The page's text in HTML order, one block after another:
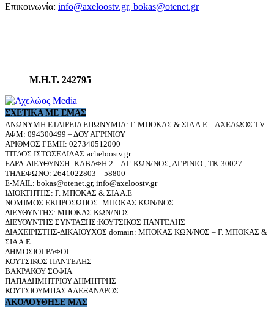
Επικοινωνία: info@axeloostv.gr, bokas@otenet.gr
Μ.Η.Τ. 242795
ΣΧΕΤΙΚΆ ΜΕ ΕΜΆΣ
ΑΝΩΝΥΜΗ ΕΤΑΙΡΕΙΑ ΕΠΩΝΥΜΙΑ: Γ. ΜΠΟΚΑΣ & ΣΙΑ Α.Ε – ΑΧΕΛΩΟΣ TV
ΑΦΜ: 094300499 – ΔΟΥ ΑΓΡΙΝΙΟΥ
ΑΡΙΘΜΟΣ ΓΕΜΗ: 027340512000
ΤΙΤΛΟΣ ΙΣΤΟΣΕΛΙΔΑΣ:acheloostv.gr
ΕΔΡΑ-ΔΙΕΥΘΥΝΣΗ: ΚΑΒΑΦΗ 2 – ΑΓ. ΚΩΝ/ΝΟΣ, ΑΓΡΙΝΙΟ , ΤΚ:30027
ΤΗΛΕΦΩΝΟ: 2641022803 – 58800
E-MAIL: bokas@otenet.gr, info@axeloostv.gr
ΙΔΙΟΚΤΗΤΗΣ: Γ. ΜΠΟΚΑΣ & ΣΙΑ Α.Ε
ΝΟΜΙΜΟΣ ΕΚΠΡΟΣΩΠΟΣ: ΜΠΟΚΑΣ ΚΩΝ/ΝΟΣ
ΔΙΕΥΘΥΝΤΗΣ: ΜΠΟΚΑΣ ΚΩΝ/ΝΟΣ
ΔΙΕΥΘΥΝΤΗΣ ΣΥΝΤΑΞΗΣ:ΚΟΥΤΣΙΚΟΣ ΠΑΝΤΕΛΗΣ
ΔΙΑΧΕΙΡΙΣΤΗΣ-ΔΙΚΑΙΟΥΧΟΣ domain: ΜΠΟΚΑΣ ΚΩΝ/ΝΟΣ – Γ. ΜΠΟΚΑΣ &
ΣΙΑ Α.Ε
ΔΗΜΟΣΙΟΓΡΑΦΟΙ:
ΚΟΥΤΣΙΚΟΣ ΠΑΝΤΕΛΗΣ
ΒΑΚΡΑΚΟΥ ΣΟΦΙΑ
ΠΑΠΑΔΗΜΗΤΡΙΟΥ ΔΗΜΗΤΡΗΣ
ΚΟΥΤΣΙΟΥΜΠΑΣ ΑΛΕΞΑΝΔΡΟΣ
ΑΚΟΛΟΥΘΗΣΕ ΜΑΣ